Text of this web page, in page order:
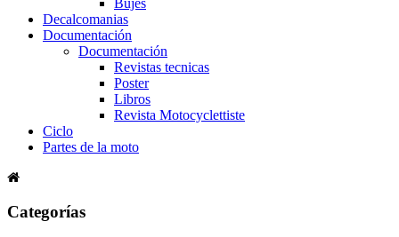
Decalcomanias
Documentación
Documentación
Revistas tecnicas
Poster
Libros
Revista Motocyclettiste
Ciclo
Partes de la moto
Categorías